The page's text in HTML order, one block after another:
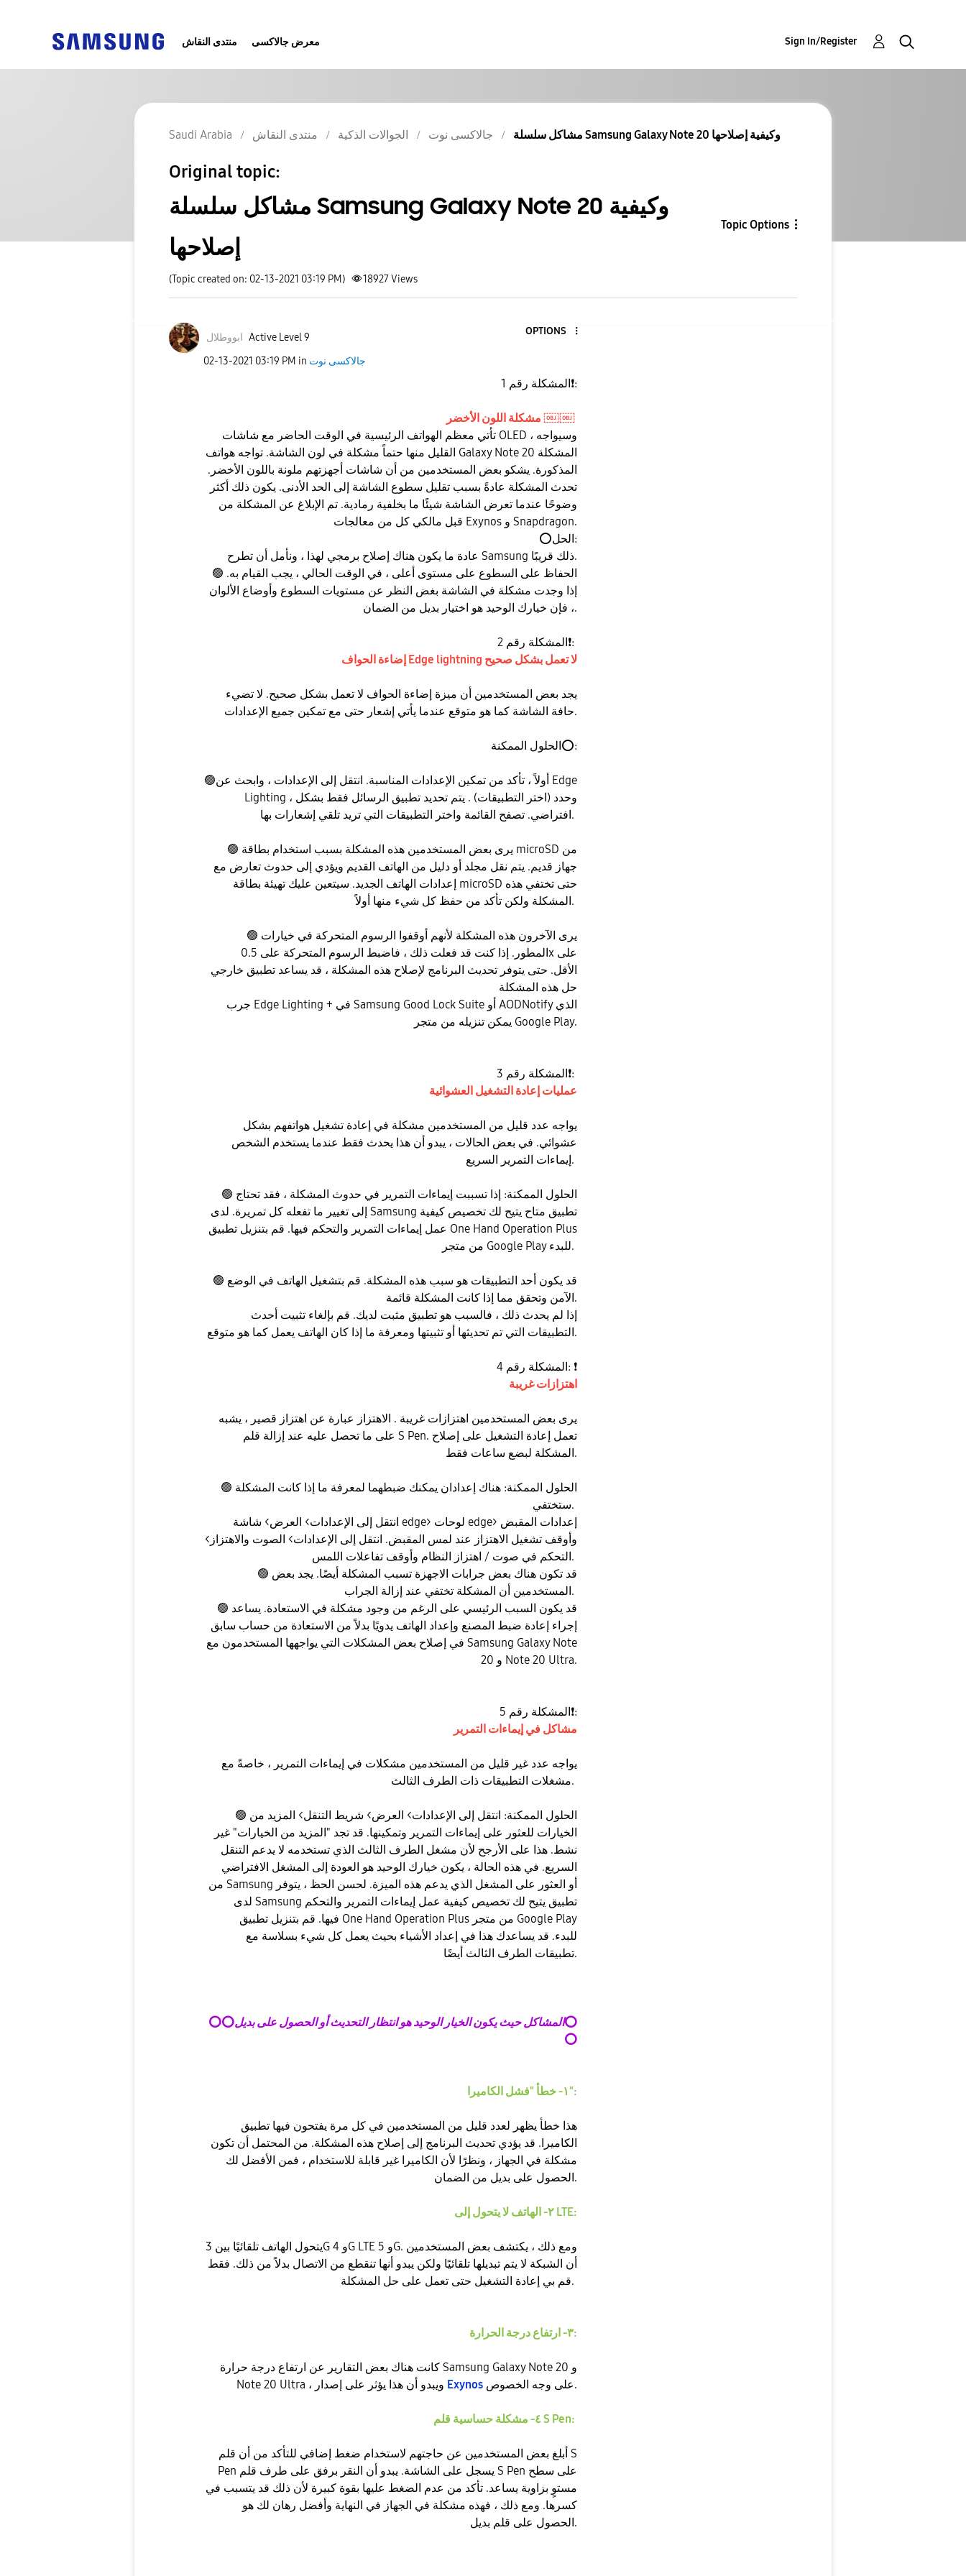
منتدى النقاش معرض جالاكسى Sign In/Register
Saudi Arabia منتدى النقاش الجوالات الذكية جالاكسى نوت مشاكل سلسلة Samsung Galaxy Note 20 وكيفية إصلاحها
Original topic:
مشاكل سلسلة Samsung Galaxy Note 20 وكيفية
إصلاحها
Topic Options
(Topic created on: 02-13-2021 03:19 PM) 18927Views
ابووطلال Active Level 9
OPTIONS
‎02-13-2021 03:19 PM in جالاكسى نوت
المشكلة رقم 1 ❗:
مشكلة اللون الأخضر ￼￼
القليل منها حتماً مشكلة في لون الشاشة. تواجه هواتف Galaxy Note 20 المشكلة
المذكورة. يشكو بعض المستخدمين من أن شاشات أجهزتهم ملونة باللون الأخضر.
تحدث المشكلة عادةً بسبب تقليل سطوع الشاشة إلى الحد الأدنى. يكون ذلك أكثر
وضوحًا عندما تعرض الشاشة شيئًا ما بخلفية رمادية. تم الإبلاغ عن المشكلة من
قبل مالكي كل من معالجات Exynos و Snapdragon.
⭕
الحل:
عادة ما يكون هناك إصلاح برمجي لهذا ، ونأمل أن تطرح Samsung ذلك قريبًا.
🟢 الحفاظ على السطوع على مستوى أعلى ، في الوقت الحالي ، يجب القيام به.
إذا وجدت مشكلة في الشاشة بغض النظر عن مستويات السطوع وأوضاع الألوان
، فإن خيارك الوحيد هو اختيار بديل من الضمان.
المشكلة رقم 2 ❗:
إضاءة الحواف Edge lightning لا تعمل بشكل صحيح
يجد بعض المستخدمين أن ميزة إضاءة الحواف لا تعمل بشكل صحيح. لا تضيء
حافة الشاشة كما هو متوقع عندما يأتي إشعار حتى مع تمكين جميع الإعدادات.
الحلول الممكنة ⭕:
🟢أولاً ، تأكد من تمكين الإعدادات المناسبة. انتقل إلى الإعدادات ، وابحث عن Edge
Lighting ، وحدد (اختر التطبيقات) . يتم تحديد تطبيق الرسائل فقط بشكل
افتراضي. تصفح القائمة واختر التطبيقات التي تريد تلقي إشعارات بها.
🟢 يرى بعض المستخدمين هذه المشكلة بسبب استخدام بطاقة microSD من
جهاز قديم. يتم نقل مجلد أو دليل من الهاتف القديم ويؤدي إلى حدوث تعارض مع
إعدادات الهاتف الجديد. سيتعين عليك تهيئة بطاقة microSD حتى تختفي هذه
المشكلة ولكن تأكد من حفظ كل شيء منها أولاً.
🟢 يرى الآخرون هذه المشكلة لأنهم أوقفوا الرسوم المتحركة في خيارات
المطور. إذا كنت قد فعلت ذلك ، فاضبط الرسوم المتحركة على 0.5x على
الأقل. حتى يتوفر تحديث البرنامج لإصلاح هذه المشكلة ، قد يساعد تطبيق خارجي
حل هذه المشكلة
يمكن تنزيله من متجر Google Play.
المشكلة رقم 3 ❗:
عمليات إعادة التشغيل العشوائية
يواجه عدد قليل من المستخدمين مشكلة في إعادة تشغيل هواتفهم بشكل
عشوائي. في بعض الحالات ، يبدو أن هذا يحدث فقط عندما يستخدم الشخص
إيماءات التمرير السريع.
🟢 الحلول الممكنة: إذا تسببت إيماءات التمرير في حدوث المشكلة ، فقد تحتاج
إلى تغيير ما تفعله كل تمريرة. لدى Samsung تطبيق متاح يتيح لك تخصيص كيفية
عمل إيماءات التمرير والتحكم فيها. قم بتنزيل تطبيق One Hand Operation Plus
من متجر Google Play للبدء.
🟢 قد يكون أحد التطبيقات هو سبب هذه المشكلة. قم بتشغيل الهاتف في الوضع
الآمن وتحقق مما إذا كانت المشكلة قائمة.
التطبيقات التي تم تحديثها أو تثبيتها ومعرفة ما إذا كان الهاتف يعمل كما هو متوقع.
المشكلة رقم 4: ❗
اهتزازات غريبة
يرى بعض المستخدمين اهتزازات غريبة . الاهتزاز عبارة عن اهتزاز قصير ، يشبه
على ما تحصل عليه عند إزالة قلم S Pen. تعمل إعادة التشغيل على إصلاح
المشكلة لبضع ساعات فقط.
🟢 الحلول الممكنة: هناك إعدادان يمكنك ضبطهما لمعرفة ما إذا كانت المشكلة
ستختفي.
وأوقف تشغيل الاهتزاز عند لمس المقبض. انتقل إلى الإعدادات> الصوت والاهتزاز>
التحكم في صوت / اهتزاز النظام وأوقف تفاعلات اللمس.
🟢 قد تكون هناك بعض جرابات الاجهزة تسبب المشكلة أيضًا. يجد بعض
المستخدمين أن المشكلة تختفي عند إزالة الجراب.
🟢 قد يكون السبب الرئيسي على الرغم من وجود مشكلة في الاستعادة. يساعد
إجراء إعادة ضبط المصنع وإعداد الهاتف يدويًا بدلاً من الاستعادة من حساب سابق
في إصلاح بعض المشكلات التي يواجهها المستخدمون مع Samsung Galaxy Note
20 و Note 20 Ultra.
المشكلة رقم 5 ❗:
مشاكل في إيماءات التمرير
يواجه عدد غير قليل من المستخدمين مشكلات في إيماءات التمرير ، خاصةً مع
مشغلات التطبيقات ذات الطرف الثالث.
🟢 الحلول الممكنة: انتقل إلى الإعدادات> العرض> شريط التنقل> المزيد من
الخيارات للعثور على إيماءات التمرير وتمكينها. قد تجد "المزيد من الخيارات" غير
نشط. هذا على الأرجح لأن مشغل الطرف الثالث الذي تستخدمه لا يدعم التنقل
السريع. في هذه الحالة ، يكون خيارك الوحيد هو العودة إلى المشغل الافتراضي
من Samsung أو العثور على المشغل الذي يدعم هذه الميزة. لحسن الحظ ، يتوفر
لدى Samsung تطبيق يتيح لك تخصيص كيفية عمل إيماءات التمرير والتحكم
فيها. قم بتنزيل تطبيق One Hand Operation Plus من متجر Google Play
للبدء. قد يساعدك هذا في إعداد الأشياء بحيث يعمل كل شيء بسلاسة مع
تطبيقات الطرف الثالث أيضًا.
⭕⭕المشاكل حيث يكون الخيار الوحيد هو انتظار التحديث أو الحصول على بديل⭕
⭕
١- خطأ "فشل الكاميرا":
الكاميرا. قد يؤدي تحديث البرنامج إلى إصلاح هذه المشكلة. من المحتمل أن تكون
مشكلة في الجهاز ، ونظرًا لأن الكاميرا غير قابلة للاستخدام ، فمن الأفضل لك
الحصول على بديل من الضمان.
٢- الهاتف لا يتحول إلى LTE:
يتحول الهاتف تلقائيًا بين 3G و 4G LTE و 5G. ومع ذلك ، يكتشف بعض المستخدمين
أن الشبكة لا يتم تبديلها تلقائيًا ولكن يبدو أنها تنقطع من الاتصال بدلاً من ذلك. فقط
قم بي إعادة التشغيل حتى تعمل على حل المشكلة.
٣- ارتفاع درجة الحرارة:
Exynos على وجه الخصوص.
٤- مشكلة حساسية قلم S Pen:
أبلغ بعض المستخدمين عن حاجتهم لاستخدام ضغط إضافي للتأكد من أن قلم S
Pen يسجل على الشاشة. يبدو أن النقر برفق على طرف قلم S Pen على سطح
مستوٍ بزاوية يساعد. تأكد من عدم الضغط عليها بقوة كبيرة لأن ذلك قد يتسبب في
كسرها. ومع ذلك ، فهذه مشكلة في الجهاز في النهاية وأفضل رهان لك هو
الحصول على قلم بديل.